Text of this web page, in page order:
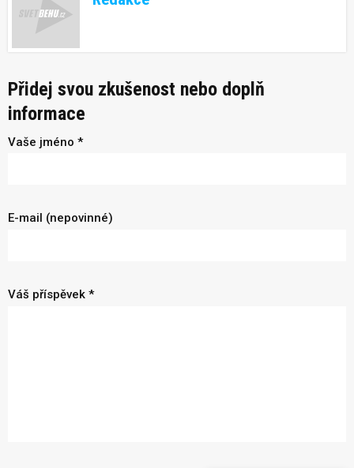
Přidej svou zkušenost nebo doplň
informace
Vaše jméno *
E-mail (nepovinné)
Váš příspěvek *